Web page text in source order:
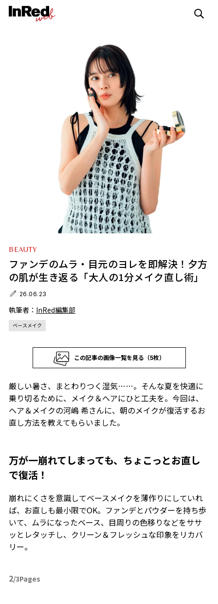
BEAUTY
ファンデのムラ・目元のヨレを即解決！夕方
の肌が生き返る「大人の1分メイク直し術」
26.06.23
執筆者： InRed編集部
ベースメイク
この記事の画像一覧を見る（5枚）
厳しい暑さ、まとわりつく湿気……。そんな夏を快適に
乗り切るために、メイク＆ヘアにひと工夫を。今回は、
ヘア＆メイクの河嶋 希さんに、朝のメイクが復活するお
直し方法を教えてもらいました。
万が一崩れてしまっても、ちょこっとお直し
で復活！
崩れにくさを意識してベースメイクを薄作りにしていれ
ば、お直しも最小限でOK。ファンデとパウダーを持ち歩
いて、ムラになったベース、目周りの色移りなどをササ
ッとレタッチし、クリーン＆フレッシュな印象をリカバ
リー。
2/3Pages